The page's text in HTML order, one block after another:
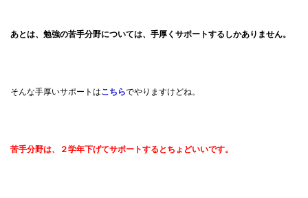
あとは、勉強の苦手分野については、手厚くサポートするしかありません。
そんな手厚いサポートはこちらでやりますけどね。
苦手分野は、２学年下げてサポートするとちょどいいです。